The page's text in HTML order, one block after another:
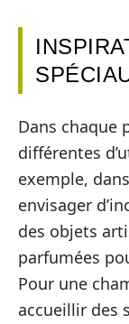
Dans chaque
différentes
exemple,
envisager
des objets
parfumées
Pour une
accueillir des